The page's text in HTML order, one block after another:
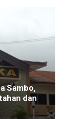
Sambo,
dan